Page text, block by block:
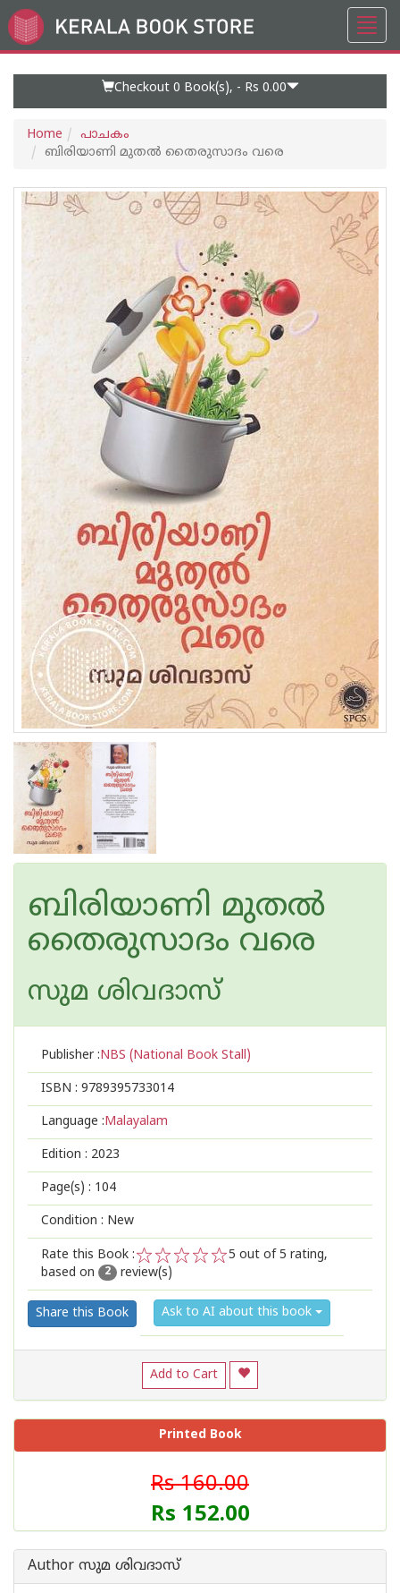
Go
to
Checkout 0 Book(s), - Rs 0.00
Home
പാചകം
ബിരിയാണി മുതല്‍ തൈരുസാദം വരെ
ബിരിയാണി മുതല്‍
തൈരുസാദം വരെ
സുമ ശിവദാസ്
Publisher :NBS (National Book Stall)
ISBN : 9789395733014
Language :Malayalam
Edition : 2023
Page(s) : 104
Condition : New
Rate this Book :
2
1
5 out of 5 rating,
based on
2 review(s)
Share this Book Ask to AI about this book
Add to Cart
Printed Book
Rs 160.00
Rs 152.00
Author സുമ ശിവദാസ്